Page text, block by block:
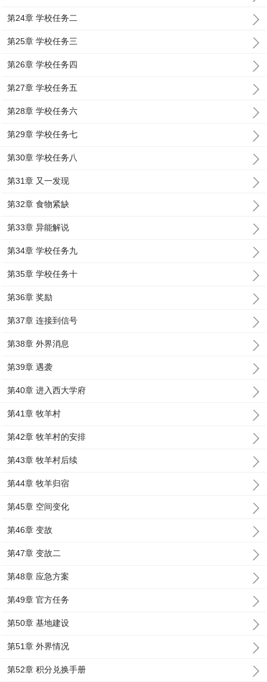
第24章 学校任务二
第25章 学校任务三
第26章 学校任务四
第27章 学校任务五
第28章 学校任务六
第29章 学校任务七
第30章 学校任务八
第31章 又一发现
第32章 食物紧缺
第33章 异能解说
第34章 学校任务九
第35章 学校任务十
第36章 奖励
第37章 连接到信号
第38章 外界消息
第39章 遇袭
第40章 进入西大学府
第41章 牧羊村
第42章 牧羊村的安排
第43章 牧羊村后续
第44章 牧羊归宿
第45章 空间变化
第46章 变故
第47章 变故二
第48章 应急方案
第49章 官方任务
第50章 基地建设
第51章 外界情况
第52章 积分兑换手册